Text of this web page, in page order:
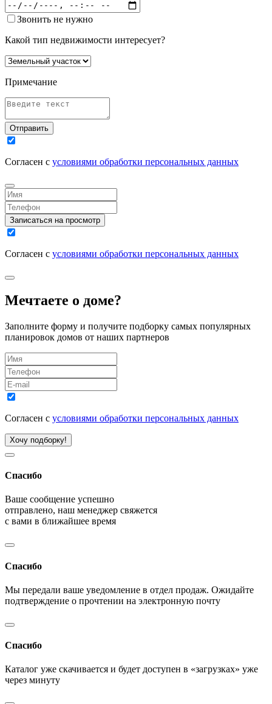
Звонить не нужно
Какой тип недвижимости интересует?
Примечание
Отправить
Согласен с условиями обработки персональных данных
Записаться на просмотр
Согласен с условиями обработки персональных данных
Мечтаете о доме?
Заполните форму и получите подборку самых популярных
планировок домов от наших партнеров
Согласен с условиями обработки персональных данных
Хочу подборку!
Спасибо
Ваше сообщение успешно
отправлено, наш менеджер свяжется
с вами в ближайшее время
Спасибо
Мы передали ваше уведомление в отдел продаж. Ожидайте
подтверждение о прочтении на электронную почту
Спасибо
Каталог уже скачивается и будет доступен в «загрузках» уже
через минуту